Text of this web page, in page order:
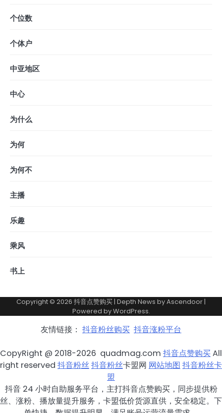
个位数
个体户
中亚地区
中心
为什么
为何
为何不
主播
乐趣
乘风
书上
Copyright © 2026 抖音点赞购买| Depth News byAscendoor|
Powered byWordPress.
友情链接： 抖音粉丝购买 抖音涨粉平台
CopyRight @ 2018-2026 quadmag.com 抖音点赞购买All
right reserved 抖音粉丝抖音粉丝卡盟网 网站地图 抖音粉丝卡
盟
抖音 24 小时自助服务平台，主打抖音点赞购买，同步提供粉
丝、涨粉、播放量提升服务，卡盟低价货源直供，安全稳定。下